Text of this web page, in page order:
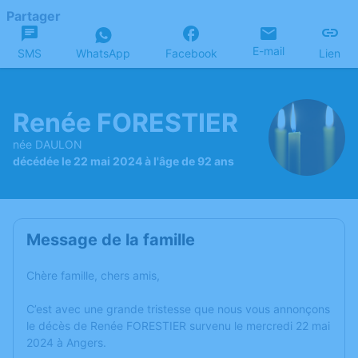
Partager
SMS WhatsApp Facebook E-mail Lien
Renée FORESTIER
née DAULON
décédée le 22 mai 2024 à l'âge de 92 ans
Message de la famille
Chère famille, chers amis,
C’est avec une grande tristesse que nous vous annonçons
le décès de Renée FORESTIER survenu le mercredi 22 mai
2024 à Angers.